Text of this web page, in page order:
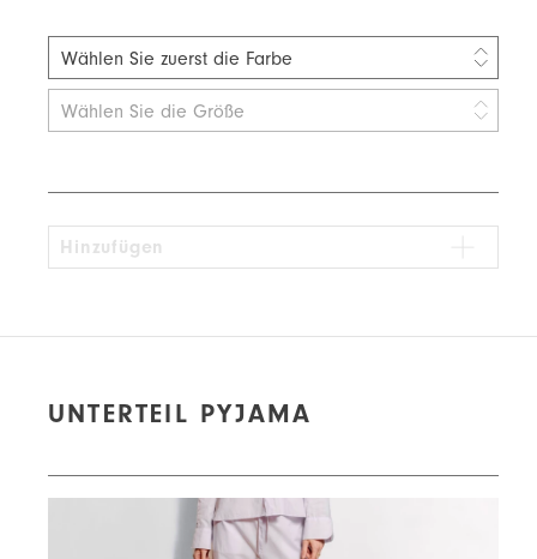
Wählen Sie zuerst die Farbe
beige
Violett
Wählen Sie die Größe
Hinzufügen
UNTERTEIL PYJAMA